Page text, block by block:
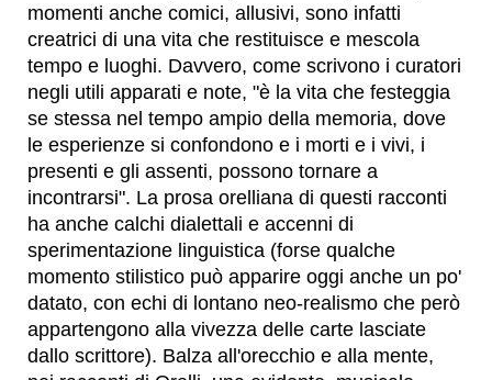
momenti anche comici, allusivi, sono infatti
creatrici di una vita che restituisce e mescola
tempo e luoghi. Davvero, come scrivono i curatori
negli utili apparati e note, "è la vita che festeggia
se stessa nel tempo ampio della memoria, dove
le esperienze si confondono e i morti e i vivi, i
presenti e gli assenti, possono tornare a
incontrarsi". La prosa orelliana di questi racconti
ha anche calchi dialettali e accenni di
sperimentazione linguistica (forse qualche
momento stilistico può apparire oggi anche un po'
datato, con echi di lontano neo-realismo che però
appartengono alla vivezza delle carte lasciate
dallo scrittore). Balza all'orecchio e alla mente,